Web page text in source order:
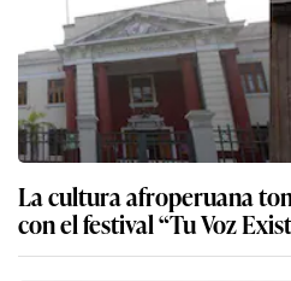
La cultura afroperuana
con el festival “Tu Voz